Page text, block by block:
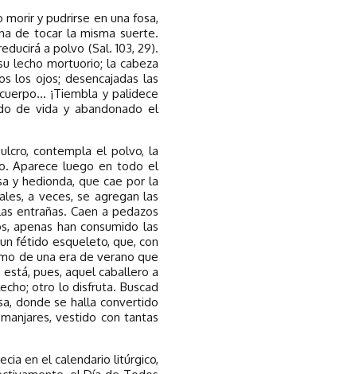
y pudrirse en una fosa,
de tocar la misma suerte.
a polvo (Sal. 103, 29).
lecho mortuorio; la cabeza
los ojos; desencajadas las
¡Tiembla y palidece
de vida y abandonado el
contempla el polvo, la
Aparece luego en todo el
y hedionda, que cae por la
a veces, se agregan las
entrañas. Caen a pedazos
apenas han consumido las
fétido esqueleto, que, con
de una era de verano que
pues, aquel caballero a
otro lo disfruta. Buscad
donde se halla convertido
vestido con tantas
en el calendario litúrgico,